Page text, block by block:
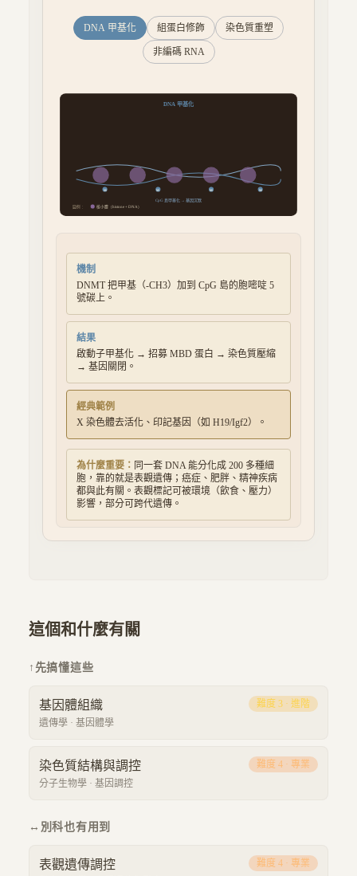
DNA 甲基化 組蛋白修飾 染色質重塑
非編碼 RNA
M M M M
CpG 島甲基化 → 基因沉默
圖例： 核小體（histone + DNA）
DNA 甲基化
機制
DNMT 把甲基（-CH3）加到 CpG 島的胞嘧啶 5
號碳上。
結果
啟動子甲基化 → 招募 MBD 蛋白 → 染色質壓縮
→ 基因關閉。
經典範例
X 染色體去活化、印記基因（如 H19/Igf2）。
為什麼重要： 同一套 DNA 能分化成 200 多種細
胞，靠的就是表觀遺傳；癌症、肥胖、精神疾病
都與此有關。表觀標記可被環境（飲食、壓力）
影響，部分可跨代遺傳。
這個和什麼有關
↑ 先搞懂這些
基因體組織
遺傳學 · 基因體學
難度 3 · 進階
染色質結構與調控
分子生物學 · 基因調控
難度 4 · 專業
↔ 別科也有用到
表觀遺傳調控 難度 4 · 專業